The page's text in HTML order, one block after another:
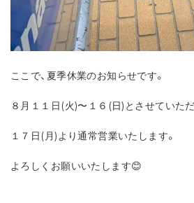
ここで、夏季休業のお知らせです。
８月１１日(火)〜１６(日)とさせていただ
１７日(月)より通常営業いたします。
よろしくお願いいたします😊